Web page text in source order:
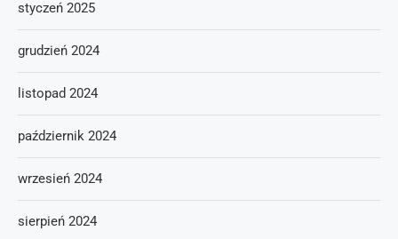
styczeń 2025
grudzień 2024
listopad 2024
październik 2024
wrzesień 2024
sierpień 2024